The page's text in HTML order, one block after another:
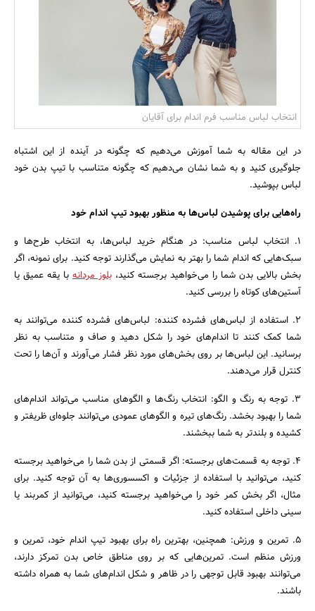
انتخاب لباس مناسب فرم اندام برای آقایان
در این مقاله به شما آموزش می‌دهیم که چگونه در آینده از این اشتباه
جلوگیری کنید و به شما نشان می‌دهیم که چگونه متناسب با تیپ بدن خود
لباس بپوشید.
راه‌هایی برای پوشیدن لباس‌ها به منظور بهبود تیپ اندام خود
1. انتخاب لباس مناسب: در هنگام خرید لباس‌ها، به انتخاب طرح‌ها و
سبک‌هایی که اندام شما را بهتر به نمایش می‌گذارند توجه کنید. برای نمونه، اگر
بخش بالایی بدن شما را می‌خواهید برجسته کنید، بلوز مردانه با یقه عمیق یا
آستین‌های کوتاه را بررسی کنید.
2. استفاده از لباس‌های فشرده کننده: لباس‌های فشرده کننده می‌توانند به
شما کمک کنند تا اندام‌های خود را شکل دهید و صاف و متناسب به نظر
برسانید. این لباس‌ها بر روی بخش‌های مورد نظر فشار می‌آورند و آن‌ها را تحت
کنترل قرار می‌دهند.
3. توجه به رنگ و الگو: انتخاب رنگ‌ها و الگوهای مناسب می‌تواند اندام‌های
شما را بهبود بخشد. رنگ‌های تیره و الگوهای عمودی می‌توانند جلوه‌ای ظریفتر و
کشیده و بلندتر به شما ببخشند.
4. توجه به قسمت‌های برجسته: اگر قسمتی از بدن شما را می‌خواهید برجسته
کنید، می‌توانید با استفاده از جزئیات و اکسسوری‌ها به آن توجه کنید. برای
مثال، اگر بخش کمر خود را می‌خواهید برجسته کنید، می‌توانید از کمربند یا
سینی داخلی استفاده کنید.
5. تمرین و ورزش: همچنین، بهترین راه برای بهبود تیپ اندام خود، تمرین و
ورزش منظم است. تمرین‌هایی که بر روی مناطق خاص بدن تمرکز دارند،
می‌توانند بهبود قابل توجهی را در ظاهر و شکل اندام‌های شما به همراه داشته
باشند.